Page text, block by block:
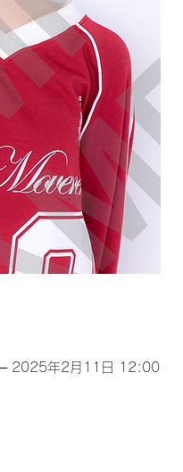
2025年2月11日 12:00